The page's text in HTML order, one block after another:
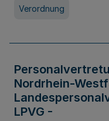
Verordnung
Nordrhein-
LPVG -